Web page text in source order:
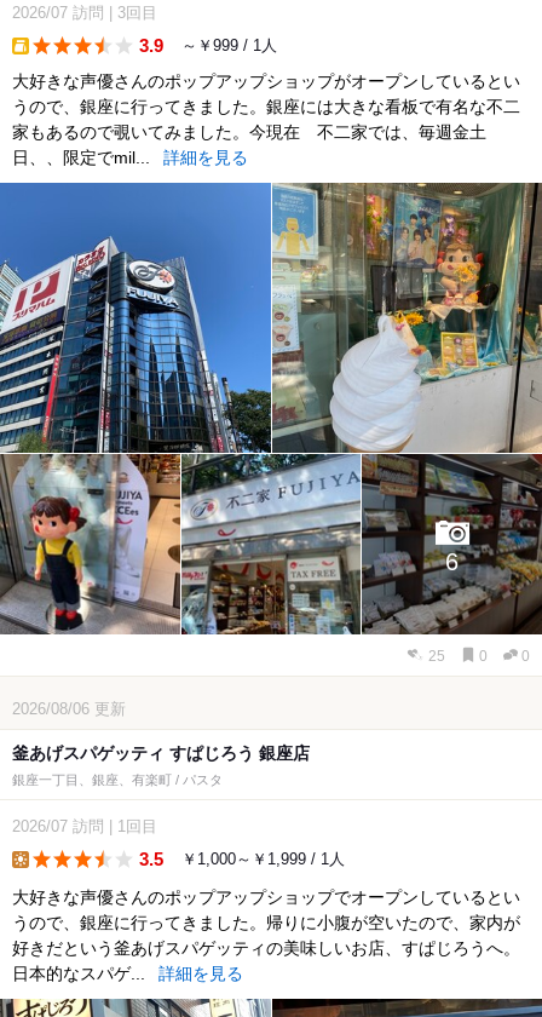
2026/07 訪問 3回目
3.9 ～￥999 / 1人
大好きな声優さんのポップアップショップがオープンしているとい
うので、銀座に行ってきました。銀座には大きな看板で有名な不二
家もあるので覗いてみました。今現在 不二家では、毎週金土
日、、限定でmil...
詳細を見る
6
25 0 0
2026/08/06 更新
釜あげスパゲッティ すぱじろう 銀座店
銀座一丁目、銀座、有楽町 / パスタ
2026/07 訪問 1回目
3.5 ￥1,000～￥1,999 / 1人
大好きな声優さんのポップアップショップでオープンしているとい
うので、銀座に行ってきました。帰りに小腹が空いたので、家内が
好きだという釜あげスパゲッティの美味しいお店、すぱじろうへ。
日本的なスパゲ...
詳細を見る